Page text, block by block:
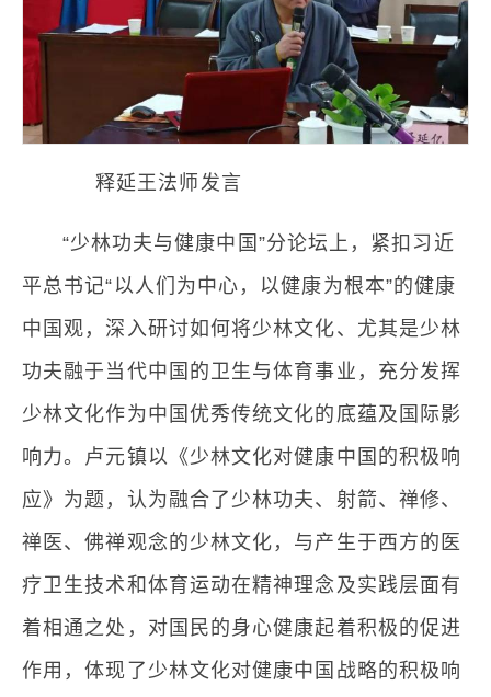
释延王法师发言
“少林功夫与健康中国”分论坛上，紧扣习近
平总书记“以人们为中心，以健康为根本”的健康
中国观，深入研讨如何将少林文化、尤其是少林
功夫融于当代中国的卫生与体育事业，充分发挥
少林文化作为中国优秀传统文化的底蕴及国际影
响力。卢元镇以《少林文化对健康中国的积极响
应》为题，认为融合了少林功夫、射箭、禅修、
禅医、佛禅观念的少林文化，与产生于西方的医
疗卫生技术和体育运动在精神理念及实践层面有
着相通之处，对国民的身心健康起着积极的促进
作用，体现了少林文化对健康中国战略的积极响